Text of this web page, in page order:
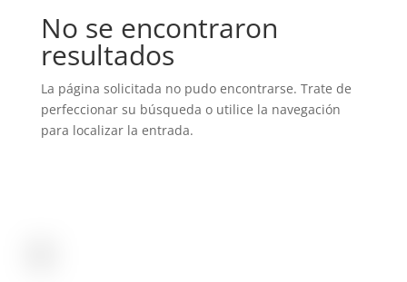
No se encontraron
resultados
La página solicitada no pudo encontrarse. Trate de
perfeccionar su búsqueda o utilice la navegación
para localizar la entrada.